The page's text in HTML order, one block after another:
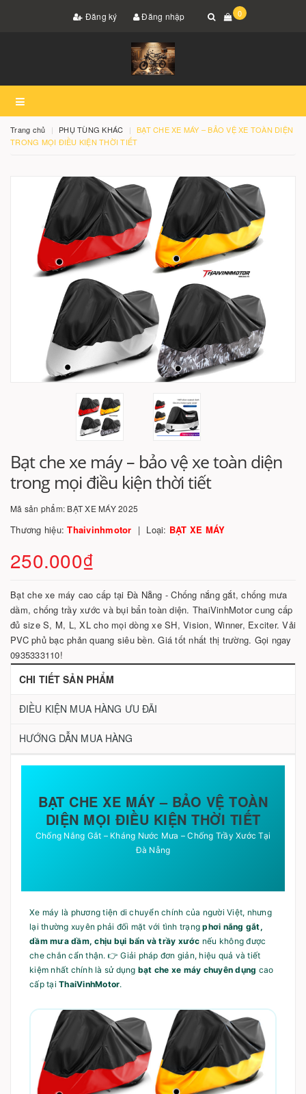
Đăng ký Đăng nhập 0
Trang chủ PHỤ TÙNG KHÁC
BẠT CHE XE MÁY – BẢO VỆ XE TOÀN DIỆN
TRONG MỌI ĐIỀU KIỆN THỜI TIẾT
Bạt che xe máy – bảo vệ xe toàn diện
trong mọi điều kiện thời tiết
Mã sản phẩm: BẠT XE MÁY 2025
Thương hiệu:Thaivinhmotor Loại: BẠT XE MÁY
250.000₫
Bạt che xe máy cao cấp tại Đà Nẵng - Chống nắng gắt, chống mưa
dầm, chống trầy xước và bụi bẩn toàn diện. ThaiVinhMotor cung cấp
đủ size S, M, L, XL cho mọi dòng xe SH, Vision, Winner, Exciter. Vải
PVC phủ bạc phản quang siêu bền. Giá tốt nhất thị trường. Gọi ngay
0935333110!
CHI TIẾT SẢN PHẨM
ĐIỀU KIỆN MUA HÀNG ƯU ĐÃI
HƯỚNG DẪN MUA HÀNG
BẠT CHE XE MÁY – BẢO VỆ TOÀN
DIỆN MỌI ĐIỀU KIỆN THỜI TIẾT
Chống Nắng Gắt – Kháng Nước Mưa – Chống Trầy Xước Tại
Đà Nẵng
Xe máy là phương tiện di chuyển chính của người Việt, nhưng
lại thường xuyên phải đối mặt với tình trạngphơi nắng gắt,
dầm mưa dầm, chịu bụi bẩn và trầy xước nếu không được
che chắn cẩn thận. 👉 Giải pháp đơn giản, hiệu quả và tiết
kiệm nhất chính là sử dụng bạt che xe máy chuyên dụng cao
cấp tại ThaiVinhMotor.